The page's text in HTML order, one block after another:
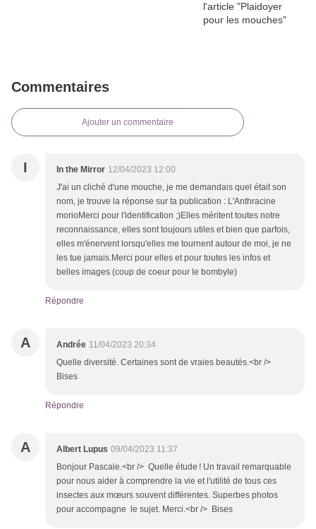
Commentaires
Ajouter un commentaire
I In the Mirror 12/04/2023 12:00
J'ai un cliché d'une mouche, je me demandais quel était son
nom, je trouve la réponse sur ta publication : L'Anthracine
morioMerci pour l'identification ;)Elles méritent toutes notre
reconnaissance, elles sont toujours utiles et bien que parfois,
elles m'énervent lorsqu'elles me tournent autour de moi, je ne
les tue jamais.Merci pour elles et pour toutes les infos et
belles images (coup de coeur pour le bombyle)
Répondre
A Andrée 11/04/2023 20:34
Quelle diversité. Certaines sont de vraies beautés.<br />
Bises
Répondre
A Albert Lupus 09/04/2023 11:37
Bonjour Pascale.<br /> Quelle étude ! Un travail remarquable
pour nous aider à comprendre la vie et l'utilité de tous ces
insectes aux mœurs souvent différentes. Superbes photos
pour accompagne le sujet. Merci.<br /> Bises